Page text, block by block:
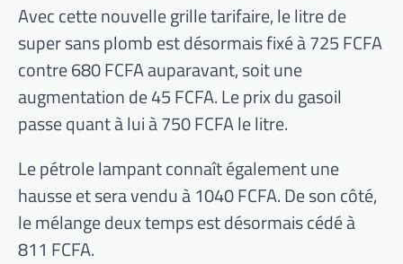
Avec cette nouvelle grille tarifaire, le litre de
super sans plomb est désormais fixé à 725 FCFA
contre 680 FCFA auparavant, soit une
augmentation de 45 FCFA. Le prix du gasoil
passe quant à lui à 750 FCFA le litre.
Le pétrole lampant connaît également une
hausse et sera vendu à 1040 FCFA. De son côté,
le mélange deux temps est désormais cédé à
811 FCFA.